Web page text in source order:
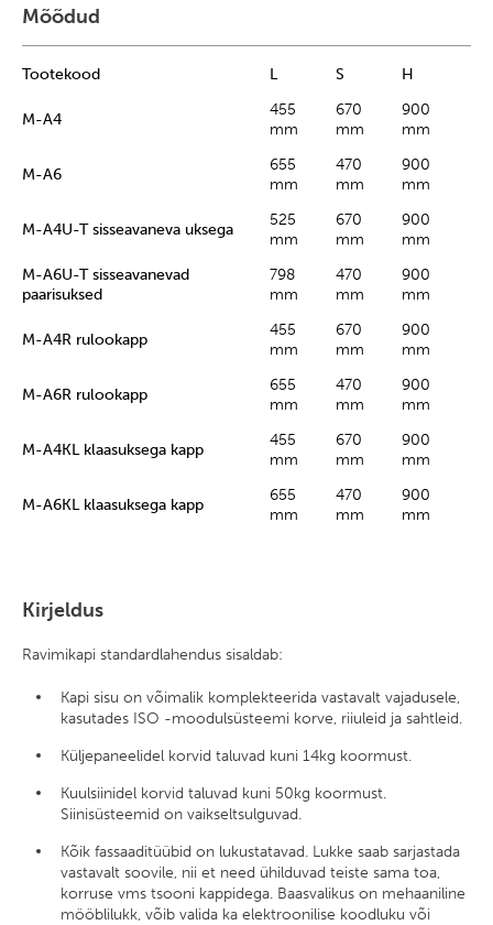
Mõõdud
Tootekood L S H
M-A4
455
mm
670
mm
900
mm
M-A6
655
mm
470
mm
900
mm
M-A4U-T sisseavaneva uksega
525
mm
670
mm
900
mm
M-A6U-T sisseavanevad
paarisuksed
798
mm
470
mm
900
mm
M-A4R rulookapp
455
mm
670
mm
900
mm
M-A6R rulookapp
655
mm
470
mm
900
mm
M-A4KL klaasuksega kapp
455
mm
670
mm
900
mm
M-A6KL klaasuksega kapp
655
mm
470
mm
900
mm
Kirjeldus
Ravimikapi standardlahendus sisaldab:
Kapi sisu on võimalik komplekteerida vastavalt vajadusele,
kasutades ISO -moodulsüsteemi korve, riiuleid ja sahtleid.
Küljepaneelidel korvid taluvad kuni 14kg koormust.
Kuulsiinidel korvid taluvad kuni 50kg koormust.
Siinisüsteemid on vaikseltsulguvad.
Kõik fassaaditüübid on lukustatavad. Lukke saab sarjastada
vastavalt soovile, nii et need ühilduvad teiste sama toa,
korruse vms tsooni kappidega. Baasvalikus on mehaaniline
mööblilukk, võib valida ka elektroonilise koodluku või